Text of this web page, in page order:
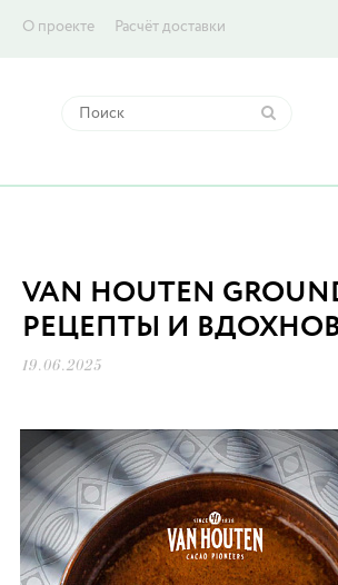
О проекте Расчёт доставки
VAN HOUTEN
РЕЦЕПТЫ И
19.06.2025